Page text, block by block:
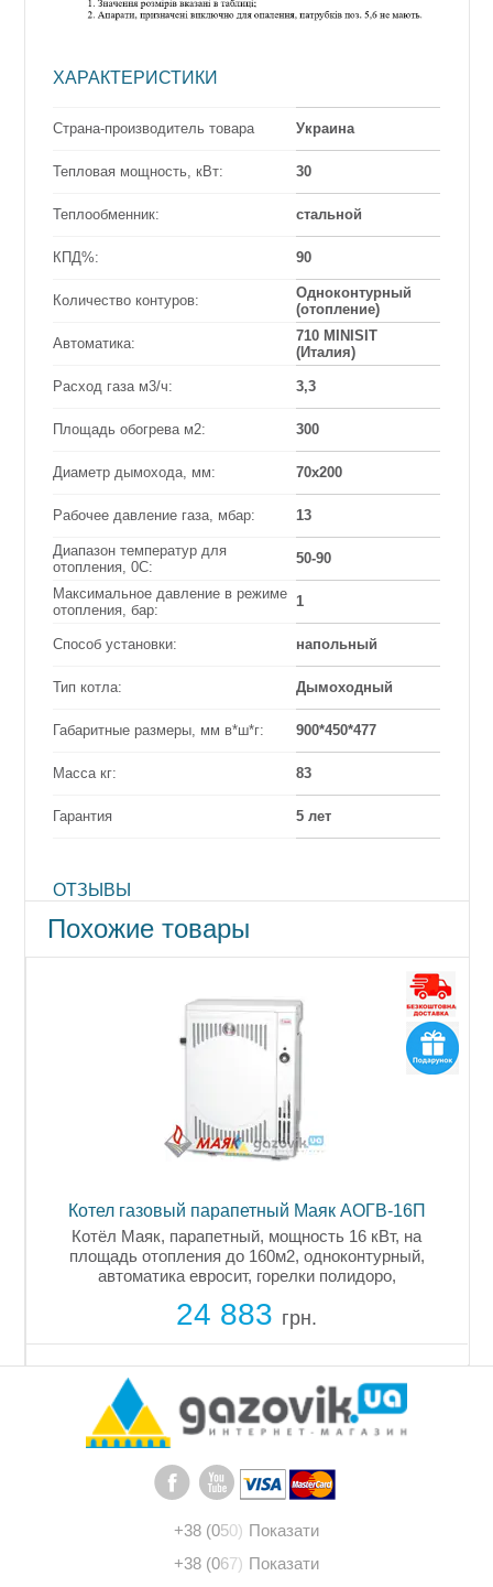
ХАРАКТЕРИСТИКИ
Страна-производитель товара Украина
Тепловая мощность, кВт: 30
Теплообменник: стальной
КПД%: 90
Количество контуров:
Одноконтурный
(отопление)
Автоматика:
710 MINISIT
(Италия)
Расход газа м3/ч: 3,3
Площадь обогрева м2: 300
Диаметр дымохода, мм: 70х200
Рабочее давление газа, мбар: 13
Диапазон температур для
отопления, 0С:
50-90
Максимальное давление в режиме
отопления, бар:
1
Способ установки: напольный
Тип котла: Дымоходный
Габаритные размеры, мм в*ш*г: 900*450*477
Масса кг: 83
Гарантия 5 лет
ОТЗЫВЫ
Похожие товары
Котел газовый парапетный Маяк АОГВ-16П
Котёл Маяк, парапетный, мощность 16 кВт, на
площадь отопления до 160м2, одноконтурный,
автоматика евросит, горелки полидоро,
боковое подключение к системе, не требует
дымохода,...
24 883 грн.
+38 (050) Показати
+38 (067) Показати